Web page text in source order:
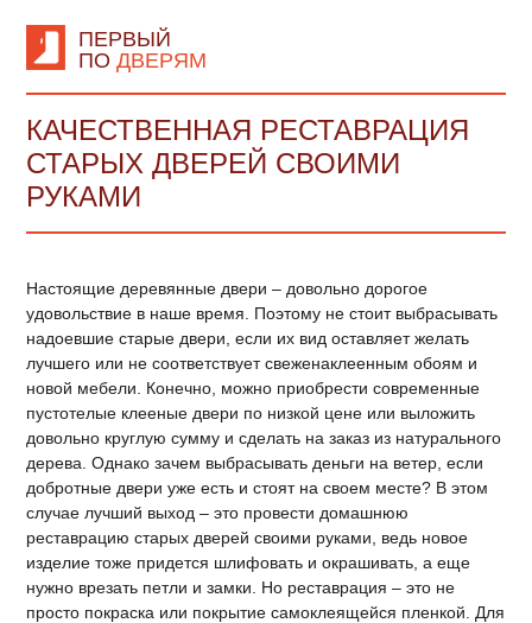
ПЕРВЫЙ
ПО ДВЕРЯМ
КАЧЕСТВЕННАЯ РЕСТАВРАЦИЯ
СТАРЫХ ДВЕРЕЙ СВОИМИ
РУКАМИ
Настоящие деревянные двери – довольно дорогое
удовольствие в наше время. Поэтому не стоит выбрасывать
надоевшие старые двери, если их вид оставляет желать
лучшего или не соответствует свеженаклеенным обоям и
новой мебели. Конечно, можно приобрести современные
пустотелые клееные двери по низкой цене или выложить
довольно круглую сумму и сделать на заказ из натурального
дерева. Однако зачем выбрасывать деньги на ветер, если
добротные двери уже есть и стоят на своем месте? В этом
случае лучший выход – это провести домашнюю
реставрацию старых дверей своими руками, ведь новое
изделие тоже придется шлифовать и окрашивать, а еще
нужно врезать петли и замки. Но реставрация – это не
просто покраска или покрытие самоклеящейся пленкой. Для